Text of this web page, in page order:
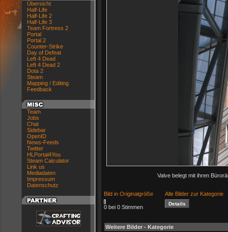
Übersicht
Half-Life
Half-Life 2
Half-Life 3
Team Fortress 2
Portal
Portal 2
Counter-Strike
Day of Defeat
Left 4 Dead
Left 4 Dead 2
Dota 2
Steam
Mapping / Editing
Feedback
Team
Jobs
Chat
Sidebar
OpenID
News-Feeds
Twitter
HLPortal4You
Steam Calculator
Link us
Mediadaten
Impressum
Datenschutz
Valve belegt mit ihren
Bild in Originalgröße Alle Bilder zur Kategorie
0 bei 0 Stimmen
Weitere Bilder - Kategorie